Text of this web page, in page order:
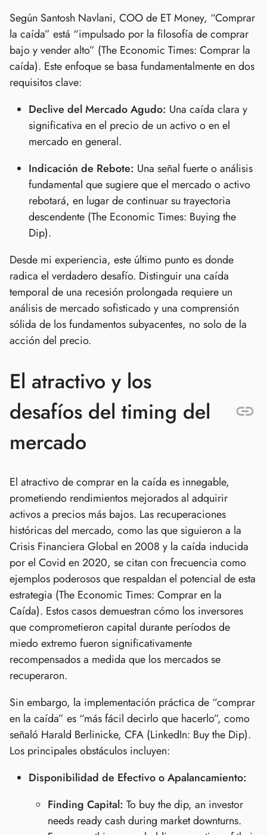
Según Santosh Navlani, COO de ET Money, “Comprar
la caída” está “impulsado por la filosofía de comprar
bajo y vender alto” (The Economic Times: Comprar la
caída). Este enfoque se basa fundamentalmente en dos
requisitos clave:
Declive del Mercado Agudo: Una caída clara y
significativa en el precio de un activo o en el
mercado en general.
Indicación de Rebote: Una señal fuerte o análisis
fundamental que sugiere que el mercado o activo
rebotará, en lugar de continuar su trayectoria
descendente (The Economic Times: Buying the
Dip).
Desde mi experiencia, este último punto es donde
radica el verdadero desafío. Distinguir una caída
temporal de una recesión prolongada requiere un
análisis de mercado sofisticado y una comprensión
sólida de los fundamentos subyacentes, no solo de la
acción del precio.
El atractivo y los
desafíos del timing del
mercado
El atractivo de comprar en la caída es innegable,
prometiendo rendimientos mejorados al adquirir
activos a precios más bajos. Las recuperaciones
históricas del mercado, como las que siguieron a la
Crisis Financiera Global en 2008 y la caída inducida
por el Covid en 2020, se citan con frecuencia como
ejemplos poderosos que respaldan el potencial de esta
estrategia (The Economic Times: Comprar en la
Caída). Estos casos demuestran cómo los inversores
que comprometieron capital durante períodos de
miedo extremo fueron significativamente
recompensados a medida que los mercados se
recuperaron.
Sin embargo, la implementación práctica de “comprar
en la caída” es “más fácil decirlo que hacerlo”, como
señaló Harald Berlinicke, CFA (LinkedIn: Buy the Dip).
Los principales obstáculos incluyen:
Disponibilidad de Efectivo o Apalancamiento:
Finding Capital: To buy the dip, an investor
needs ready cash during market downturns.